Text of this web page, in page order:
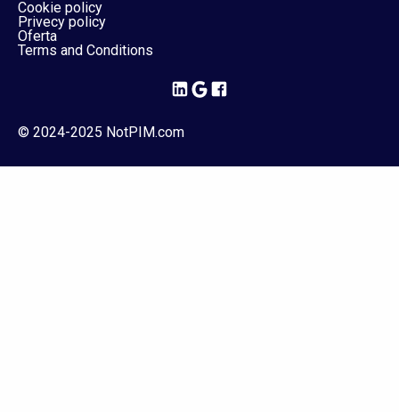
Cookie policy
Privecy policy
Oferta
Terms and Conditions
© 2024-2025 NotPIM.com